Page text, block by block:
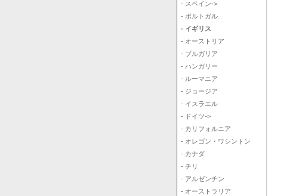
- スペイン->
- ポルトガル
- イギリス
- オーストリア
- ブルガリア
- ハンガリー
- ルーマニア
- ジョージア
- イスラエル
- ドイツ->
- カリフォルニア
- オレゴン・ワシントン
- カナダ
- チリ
- アルゼンチン
- オーストラリア